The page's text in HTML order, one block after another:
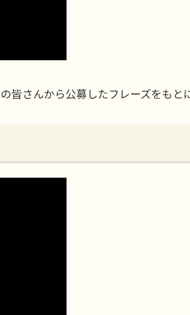
皆さんから公募したフレーズをもと